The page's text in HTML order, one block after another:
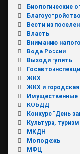
Биологические
Вести из
Власть
Вниманию
Вода России
Выходи гулять
ЖКХ
ЖКХ и городская
Имущественные
КОБДД
Конкурс "День
Культура,
МКДН
Молодежь
МФЦ